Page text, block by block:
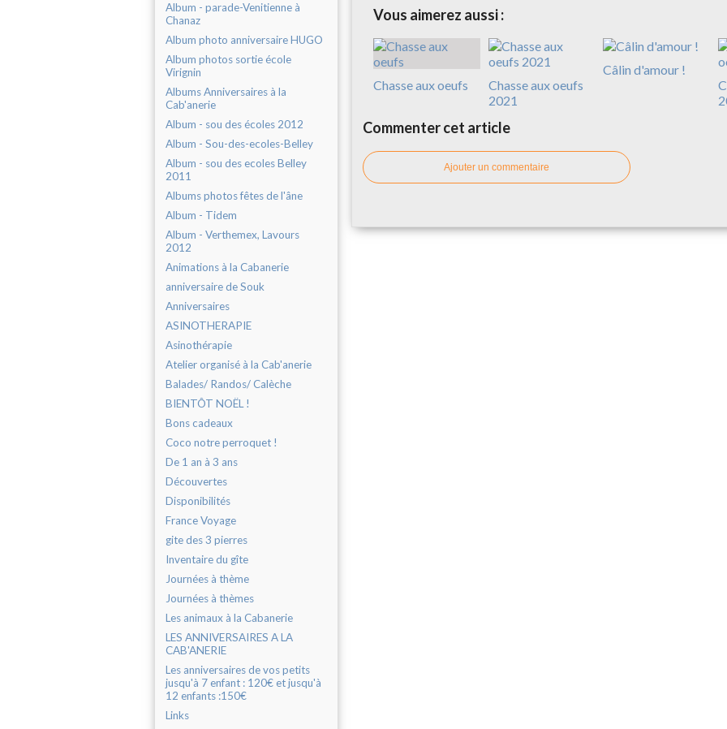
Album - parade-Venitienne à
Chanaz
Album photo anniversaire HUGO
Album photos sortie école
Virignin
Albums Anniversaires à la
Cab'anerie
Album - sou des écoles 2012
Album - Sou-des-ecoles-Belley
Album - sou des ecoles Belley
2011
Albums photos fêtes de l'âne
Album - Tidem
Album - Verthemex, Lavours
2012
Animations à la Cabanerie
anniversaire de Souk
Anniversaires
ASINOTHERAPIE
Asinothérapie
Atelier organisé à la Cab'anerie
Balades/ Randos/ Calèche
BIENTÔT NOËL !
Bons cadeaux
Coco notre perroquet !
De 1 an à 3 ans
Découvertes
Disponibilités
France Voyage
gite des 3 pierres
Inventaire du gîte
Journées à thème
Journées à thèmes
Les animaux à la Cabanerie
LES ANNIVERSAIRES A LA
CAB'ANERIE
Les anniversaires de vos petits
jusqu'à 7 enfant : 120€ et jusqu'à
12 enfants :150€
Links
Vous aimerez aussi :
Chasse aux oeufs
Chasse aux oeufs
2021
Câlin d'amour !
Commenter cet article
Ajouter un commentaire